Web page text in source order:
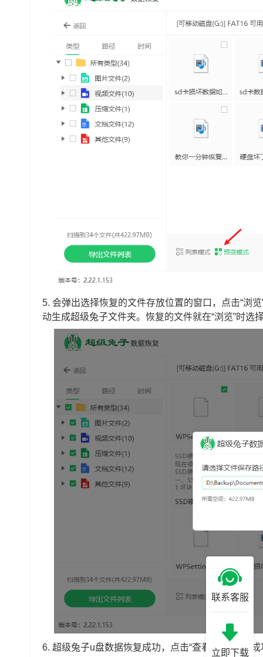
5. 会弹出选择恢复的文件存放位置的窗口，点击“浏
动生成超级兔子文件夹。恢复的文件就在“浏览”时选
6. 超级兔子u盘数据恢复成功，点击“查看“找到恢复
联系客服
立即下载